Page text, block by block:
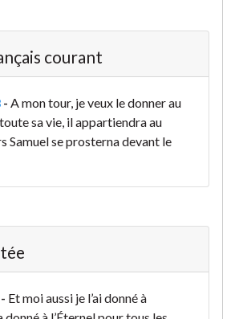
courant
- A mon tour, je veux le donner au
sa vie, il appartiendra au
Samuel se prosterna devant le
- Et moi aussi je l’ai donné à